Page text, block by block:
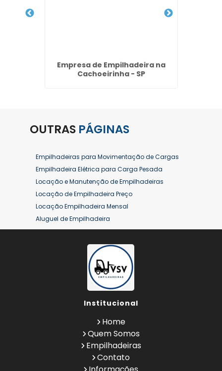
Empresa de Empilhadeira na
Cachoeirinha - SP
OUTRAS PÁGINAS
Empilhadeiras para Movimentação de Cargas
Empilhadeira Elétrica para Carga Pesada
Locação e Manutenção de Empilhadeiras
Locação de Empilhadeira Preço
Locação Empilhadeira Mensal
Aluguel de Empilhadeira
Aluguel de Empilhadeira a Combustão
Aluguel de Empilhadeira Diária Valor
Aluguel de Empilhadeira Elétrica
Aluguel de Empilhadeira Elétrica Preço
Aluguel de Empilhadeira Mensal
Aluguel de Empilhadeira Preço
Aluguel de Empilhadeira Valor
Aluguel de Empilhadeiras Eletricas
Conserto de Empilhadeira
Contrato de Locação de Empilhadeira
Empilhadeira a Combustão
Empilhadeira a Combustão Hyster
Institucional
Home
Quem Somos
Empilhadeiras
Contato